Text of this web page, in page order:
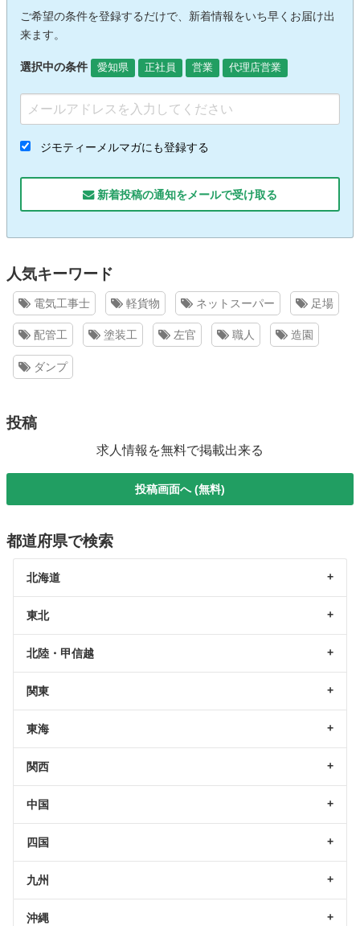
ご希望の条件を登録するだけで、新着情報をいち早くお届け出
来ます。
選択中の条件 愛知県 正社員 営業 代理店営業
ジモティーメルマガにも登録する
新着投稿の通知をメールで受け取る
人気キーワード
電気工事士 軽貨物 ネットスーパー 足場
配管工 塗装工 左官 職人 造園
ダンプ
投稿
求人情報を無料で掲載出来る
投稿画面へ (無料)
都道府県で検索
北海道
東北
北陸・甲信越
関東
東海
関西
中国
四国
九州
沖縄